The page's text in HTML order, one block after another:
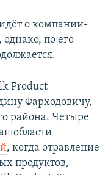
о компании-
по его
Product
Фарходовичу,
района. Четыре
, когда отравление
продуктов,